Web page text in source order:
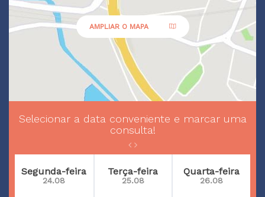
AMPLIAR O MAPA
Selecionar a data conveniente e marcar uma
consulta!
Segunda-feira
24.08
Terça-feira
25.08
Quarta-feira
26.08